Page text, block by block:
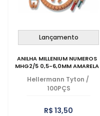
Lançamento
ANILHA MILLENIUM NUMEROS
MHG2/5 0,5-6,0MM AMARELA
Hellermann Tyton /
100PÇS
R$ 13,50